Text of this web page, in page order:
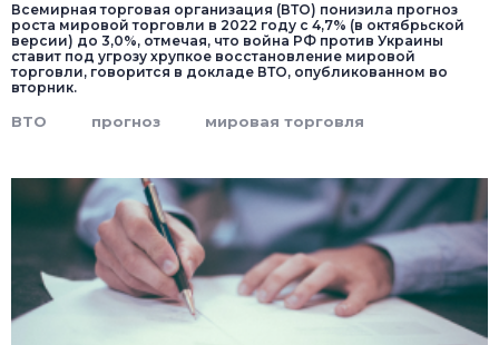
Всемирная торговая организация (ВТО) понизила прогноз
роста мировой торговли в 2022 году с 4,7% (в октябрьской
версии) до 3,0%, отмечая, что война РФ против Украины
ставит под угрозу хрупкое восстановление мировой
торговли, говорится в докладе ВТО, опубликованном во
вторник.
ВТО прогноз мировая торговля